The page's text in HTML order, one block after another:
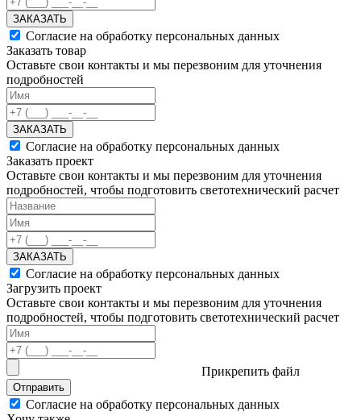
ЗАКАЗАТЬ
Согласие на обработку персональных данных
Заказать товар
Оставьте свои контакты и мы перезвоним для уточнения
подробностей
ЗАКАЗАТЬ
Согласие на обработку персональных данных
Заказать проект
Оставьте свои контакты и мы перезвоним для уточнения
подробностей, чтобы подготовить светотехнический расчет
ЗАКАЗАТЬ
Согласие на обработку персональных данных
Загрузить проект
Оставьте свои контакты и мы перезвоним для уточнения
подробностей, чтобы подготовить светотехнический расчет
Прикрепить файл
Отправить
Согласие на обработку персональных данных